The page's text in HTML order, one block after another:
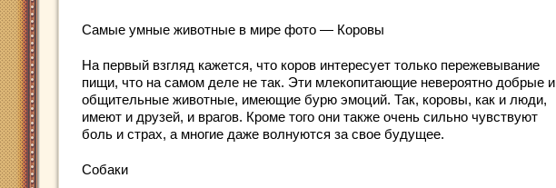
Самые умные животные в мире фото — Коровы
На первый взгляд кажется, что коров интересует только пережевывание
пищи, что на самом деле не так. Эти млекопитающие невероятно добрые и
общительные животные, имеющие бурю эмоций. Так, коровы, как и люди,
имеют и друзей, и врагов. Кроме того они также очень сильно чувствуют
боль и страх, а многие даже волнуются за свое будущее.
Собаки